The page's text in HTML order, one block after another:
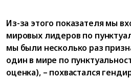
Из-за этого показателя мы
мировых лидеров по
мы были несколько раз
один в мире по
оценка), – похвастался